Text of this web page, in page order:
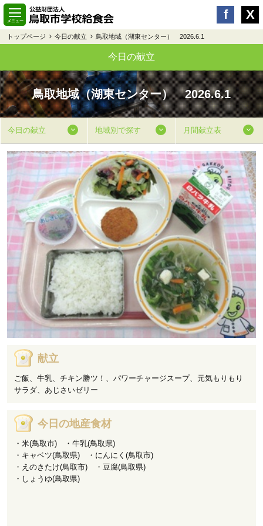
トップページ 今日の献立 鳥取地域（湖東センター） 2026.6.1
今日の献立
鳥取地域（湖東センター） 2026.6.1
今日の献立 地域別で探す 月間献立表
献立
ご飯、牛乳、チキン勝ツ！、パワーチャージスープ、元気もりもり
サラダ、あじさいゼリー
今日の地産食材
・米(鳥取市) ・牛乳(鳥取県)
・キャベツ(鳥取県) ・にんにく(鳥取市)
・えのきたけ(鳥取市) ・豆腐(鳥取県)
・しょうゆ(鳥取県)